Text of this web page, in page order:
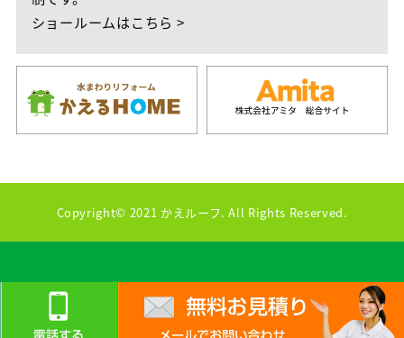
ショールームはこちら >
Copyright© 2021 かえルーフ. All Rights Reserved.